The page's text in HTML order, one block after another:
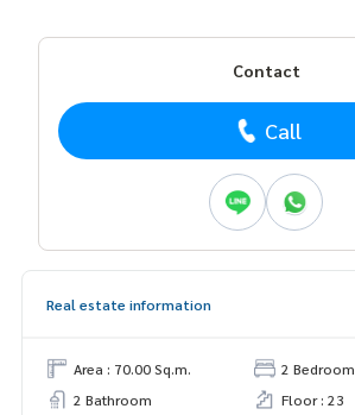
Contact
Call
Real estate information
Area : 70.00 Sq.m.
2 Bedroom
2 Bathroom
Floor : 23